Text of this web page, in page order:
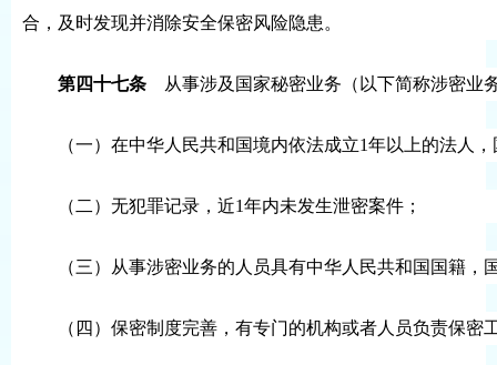
合，及时发现并消除安全保密风险隐患。
第四十七条 从事涉及国家秘密业务（以下简称涉密业
（一）在中华人民共和国境内依法成立1年以上的法人
（二）无犯罪记录，近1年内未发生泄密案件；
（三）从事涉密业务的人员具有中华人民共和国国籍，
（四）保密制度完善，有专门的机构或者人员负责保密